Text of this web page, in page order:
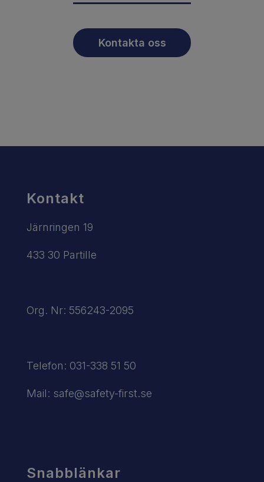
Kontakta oss
Kontakt
Järnringen 19
433 30 Partille
Org. Nr: 556243-2095
Telefon: 031-338 51 50
Mail: safe@safety-first.se
Snabblänkar